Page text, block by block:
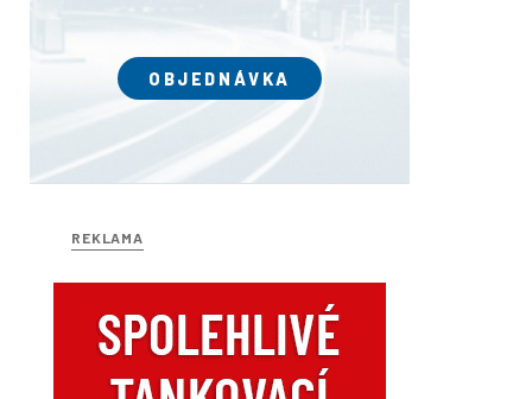
OBJEDNÁVKA
REKLAMA